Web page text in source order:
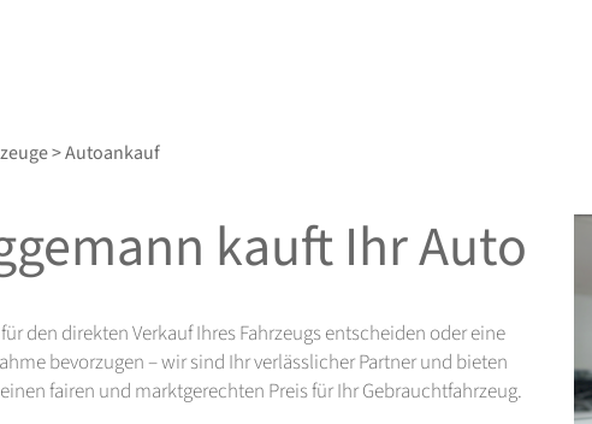
> Autoankauf
kauft Ihr Auto
den direkten Verkauf Ihres Fahrzeugs entscheiden oder eine
bevorzugen – wir sind Ihr verlässlicher Partner und bieten
fairen und marktgerechten Preis für Ihr Gebrauchtfahrzeug.